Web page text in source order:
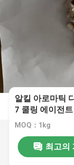
알킬 아로마틱
7 쿨링 에이전
≥ 87°C 최대 작
MOQ：1kg
최고의